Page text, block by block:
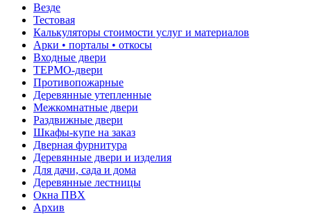
Везде
Тестовая
Калькуляторы стоимости услуг и материалов
Арки • порталы • откосы
Входные двери
ТЕРМО-двери
Противопожарные
Деревянные утепленные
Межкомнатные двери
Раздвижные двери
Шкафы-купе на заказ
Дверная фурнитура
Деревянные двери и изделия
Для дачи, сада и дома
Деревянные лестницы
Окна ПВХ
Архив